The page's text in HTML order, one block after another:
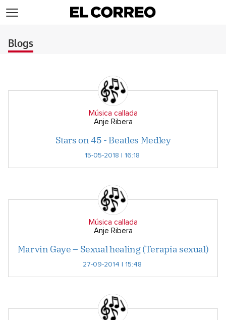
Blogs
Música callada
Anje Ribera
Stars on 45 - Beatles Medley
15-05-2018 | 16:18
Música callada
Anje Ribera
Marvin Gaye – Sexual healing (Terapia sexual)
27-09-2014 | 15:48